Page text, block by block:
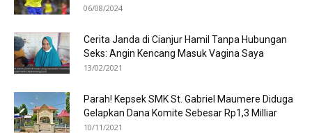
06/08/2024
Cerita Janda di Cianjur Hamil Tanpa Hubungan
Seks: Angin Kencang Masuk Vagina Saya
13/02/2021
Parah! Kepsek SMK St. Gabriel Maumere Diduga
Gelapkan Dana Komite Sebesar Rp1,3 Milliar
10/11/2021